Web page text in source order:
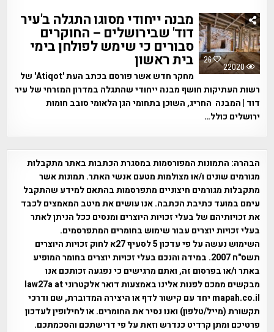
26
22020
מבנה ייחודי מסוגו התגלה ב'עיר
דוד' שבירושלים – החוקרים
סבורים כי שימש לפולחן בימי
בית ראשון
מחקר חדש אשר פורסם בכתב העת 'Atiqot' של
רשות העתיקות חושף מבנה ייחודי שהתגלה במדרון המזרחי של עיר
דוד | המבנה החריג, השוכן בתחומי הגן הלאומי סובב חומות
ירושלים כולל…
הבהרה: התמונות המפורסמות במסגרת הכתבות באתר מתקבלות
מגורמים שונים ו/או מצולמות מטעם אנשי האתר. תמונות אשר
מתקבלות מגורמים חיצוניים מתפרסמות בהתאם למידע שהתקבל
עימם במועד כתיבת הכתבה. אנו עושים את מיטב המאמצים לכבד
את זכויותיהם של בעלי זכויות היוצרים ומנסים ככל הניתן לאתר
בעלי זכויות יוצרים עבור שימוש בחומרים המתפרסמים.
השימוש נעשה על פי עדכון 5 לסעיף 27א לחוק זכויות היוצרים
תשס"ח 2007. במידה והנכם בעלי זכויות יוצרים בחומר המופיע
באתר ו/או בפרסום זה, ואתם מרגישים כי נפגעה זכותכם אנו
מבקשים ממכם לפנות אלינו באמצעות דואר אלקטרוני law27a at
mapah.co.il יחד עם קישור לדף או היצירה המדוברת, שם ודרכי
תקשורת (מייל/טלפון) ואנו נסיר את החומרים. או לחילופין לעדכון
פרטיכם ומתן קרדיט כנדרש וזאת על פי דרישתכם והסכמתכם.